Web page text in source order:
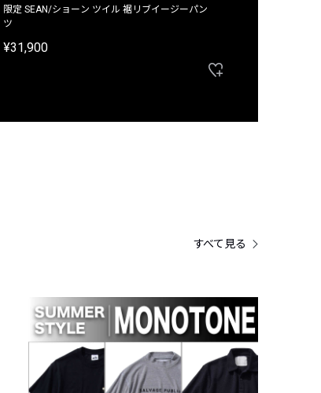
限定 SEAN/ショーン ツイル 裾リブイージーパン
ツ
¥31,900
すべて見る